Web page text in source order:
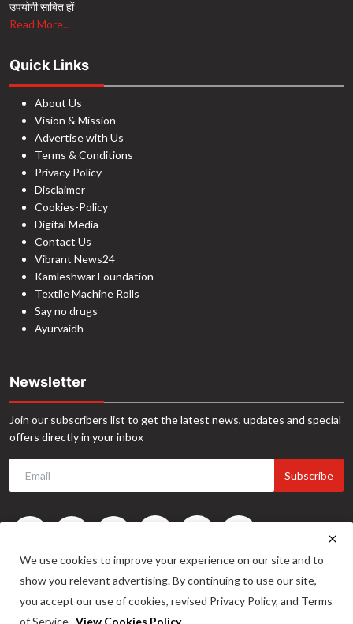
उपयोगी साबित हों
Read More...
Quick Links
About Us
Vision & Mission
Advertise with Us
Terms & Conditions
Privacy Policy
Disclaimer
Cookies-Policy
Digital Media
Contact Us
Vibrant News24
Kamleshwar Foundation
Textile Machine Rolls
Say no drugs
Ayurvaidh
Newsletter
Join our subscribers list to get the latest news, updates and special
offers directly in your inbox
Subscribe
We use cookies to improve your experience on our site and to
show you relevant advertising. By continuing to use our site,
you accept our use of cookies, revised Privacy Policy, and Terms
of Service. View Cookies Policy